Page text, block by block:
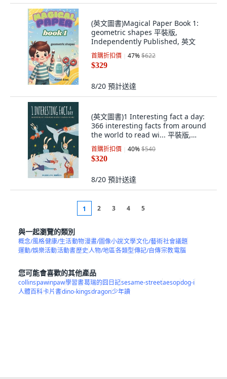
(英文圖書)Magical Paper Book 1:
geometric shapes 平裝版,
Independently Published, 英文
首購折扣價 47%$622
$329
8/20 預計送達
(英文圖書)1 Interesting fact a day:
366 interesting facts from around
the world to read wi... 平裝版,
Bubbles Books Ltd, 英文
首購折扣價 40%$540
$320
8/20 預計送達
1 2 3 4 5
與一起瀏覽的類別
概念/風格健康/生活動物漫畫/圖像小說文學文化/藝術社會議題
運動/娛樂活動活動書歷史人物/地區各類型傳記/自傳宗教電腦
您可能會喜歡的其他產品
collinspawinpaw學習書葛瑞的囧日記sesame-streetaesopdog-i
人體百科卡片書dino-kingsdragon少年讀